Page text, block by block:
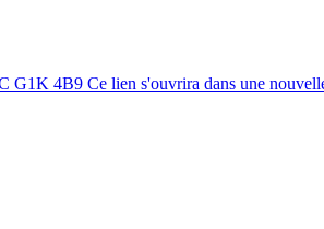
G1K 4B9 Ce lien s'ouvrira dans une